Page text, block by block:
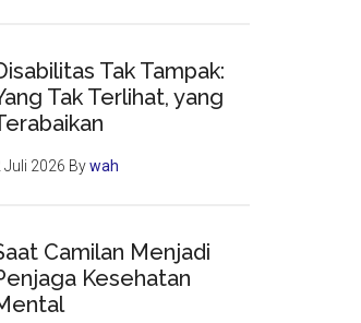
Tak Tampak:
Tak Terlihat, yang
Juli 2026 Bywah
Camilan Menjadi
Kesehatan